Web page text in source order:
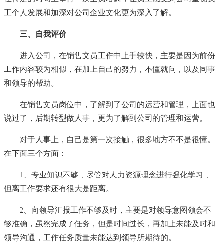
工个人发展和加深对公司企业文化更为深入了解。
三、自我评价
进入公司，在销售文员工作中上手较快，主要是因为前份
工作内容较为相似，在加上自己的努力，不懂就问，以及同事
和领导的帮助。
在销售文员岗位中，了解到了公司的运营和管理，上面也
说过了，后期转型做人事，更为了解到公司的管理和运营。
对于人事上，自己是第一次接触，很多地方不不是很懂。
在下面三个方面：
1、专业知识不够，尽管对人力资源理念进行强化学习，
但离工作要求还有很大是距离。
2、向领导汇报工作不够及时，主要是对领导意图领会不
够准确，虽然完成了任务，但是时间过长，再加上未能及时和
领导沟通，工作任务质量未能达到领导所期待的。